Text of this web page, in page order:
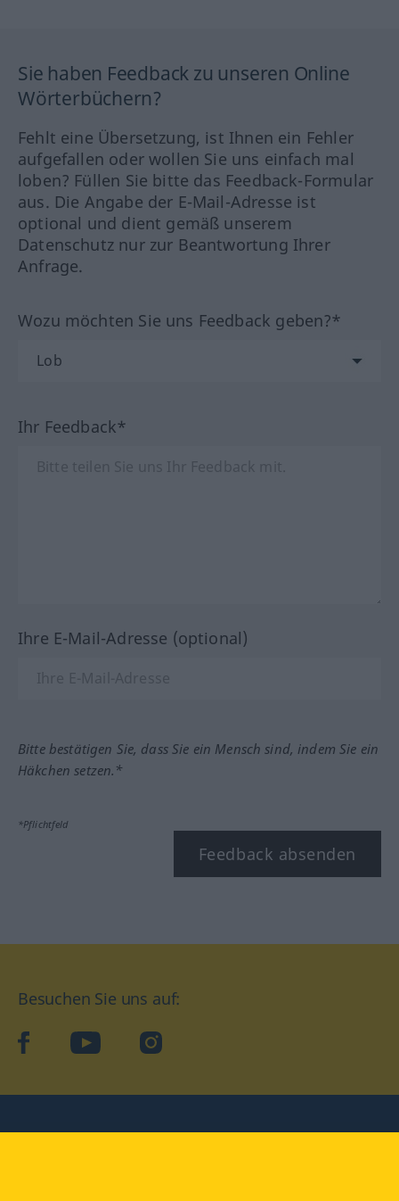
Sie haben Feedback zu unseren Online
Wörterbüchern?
Fehlt eine Übersetzung, ist Ihnen ein Fehler
aufgefallen oder wollen Sie uns einfach mal
loben? Füllen Sie bitte das Feedback-Formular
aus. Die Angabe der E-Mail-Adresse ist
optional und dient gemäß unserem
Datenschutz nur zur Beantwortung Ihrer
Anfrage.
Wozu möchten Sie uns Feedback geben?*
Ihr Feedback*
Ihre E-Mail-Adresse (optional)
Bitte bestätigen Sie, dass Sie ein Mensch sind, indem Sie ein
Häkchen setzen.*
*Pflichtfeld
Feedback absenden
Besuchen Sie uns auf:
facebook YouTube Instagram